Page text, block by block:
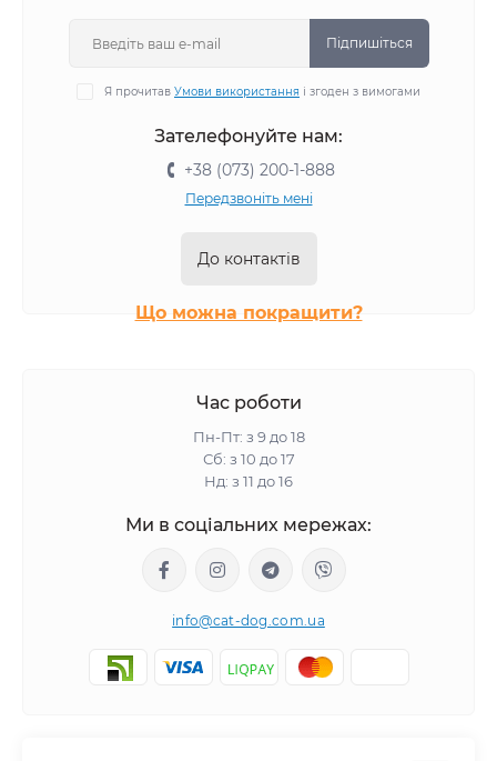
Підпишіться
Я прочитав Умови використання і згоден з вимогами
Зателефонуйте нам:
+38 (073) 200-1-888
Передзвоніть мені
До контактів
Що можна покращити?
Час роботи
Пн-Пт: з 9 до 18
Сб: з 10 до 17
Нд: з 11 до 16
Ми в соціальних мережах:
info@cat-dog.com.ua